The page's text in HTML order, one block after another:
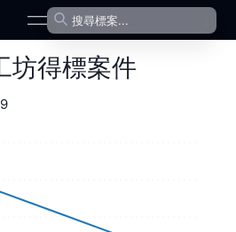
open navigation menu
坊得標案件